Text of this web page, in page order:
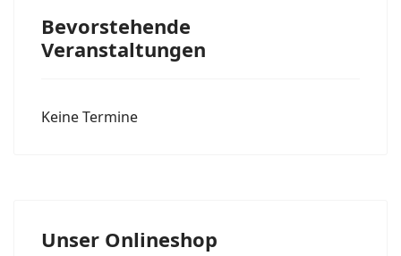
Bevorstehende
Veranstaltungen
Keine Termine
Unser Onlineshop